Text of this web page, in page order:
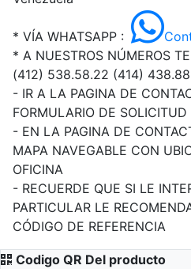
* VÍA WHATSAPP :
* A NUESTROS NÚMEROS
(412) 538.58.22 (414)
- IR A LA PAGINA DE
FORMULARIO DE
- EN LA PAGINA DE
MAPA NAVEGABLE CON
OFICINA
- RECUERDE QUE SI LE
PARTICULAR LE
CÓDIGO DE REFERENCIA
Codigo QR Del producto